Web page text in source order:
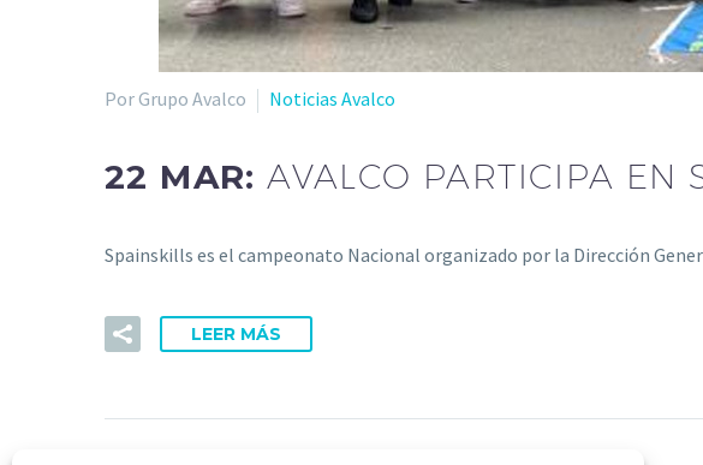
Por Grupo Avalco Noticias Avalco
22 MAR:AVALCO PARTICIPA EN
Spainskills es el campeonato Nacional organizado por la Dirección
LEER MÁS